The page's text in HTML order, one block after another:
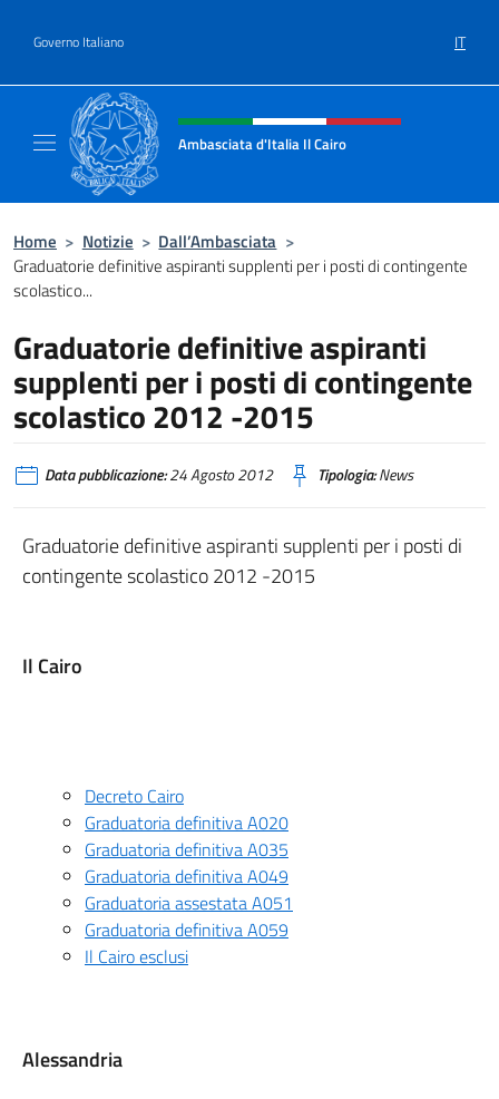
Governo Italiano IT
Intestazione sito, social e menù
Ambasciata d'Italia Il Cairo
Home > Notizie > Dall’Ambasciata >
Graduatorie definitive aspiranti supplenti per i posti di contingente
scolastico...
Graduatorie definitive aspiranti
supplenti per i posti di contingente
scolastico 2012 -2015
Data pubblicazione:24 Agosto 2012 Tipologia:News
Graduatorie definitive aspiranti supplenti per i posti di
contingente scolastico 2012 -2015
Il Cairo
Decreto Cairo
Graduatoria definitiva A020
Graduatoria definitiva A035
Graduatoria definitiva A049
Graduatoria assestata A051
Graduatoria definitiva A059
Il Cairo esclusi
Alessandria